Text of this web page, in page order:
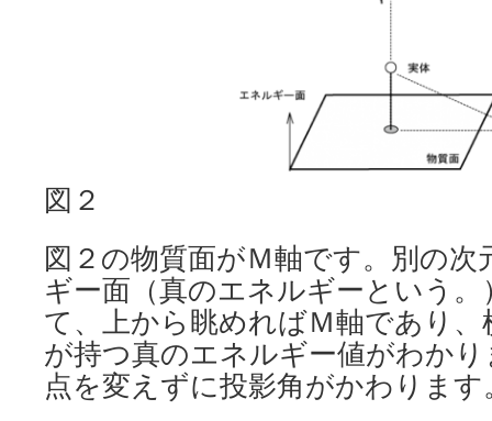
図２
図２の物質面がＭ軸です。別の
ギー面（真のエネルギーという
て、上から眺めればＭ軸であり
が持つ真のエネルギー値がわか
点を変えずに投影角がかわります